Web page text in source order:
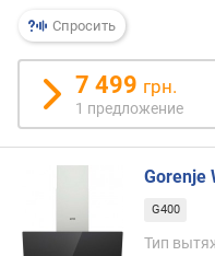
е
н
с
т
о
Спросить
7 499 грн.
1 предложение
Gorenje
G400
Тип